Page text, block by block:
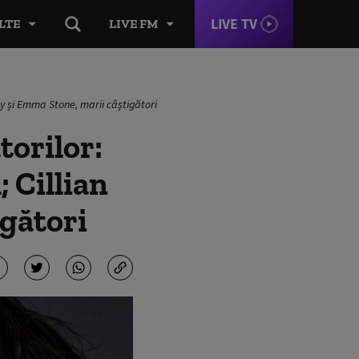
LIVE FM LIVE TV
și Emma Stone, marii câștigători
Cillian